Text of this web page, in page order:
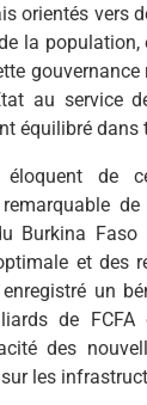
orientés vers
la
au service
équilibré dans
éloquent de
Burkina Faso
et des
enregistré un
de FCFA
des
les